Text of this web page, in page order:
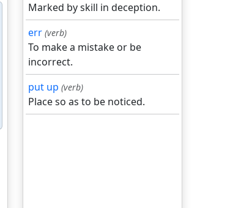
Marked by skill in deception.
err (verb)
To make a mistake or be
incorrect.
put up (verb)
Place so as to be noticed.